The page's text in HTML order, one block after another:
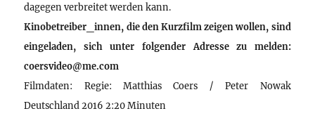
dagegen verbreitet werden kann.
Kinobetreiber_innen, die den Kurzfilm zeigen wollen, sind
eingeladen, sich unter folgender Adresse zu melden:
coersvideo@me.com
Filmdaten: Regie: Matthias Coers / Peter Nowak
Deutschland 2016 2:20 Minuten